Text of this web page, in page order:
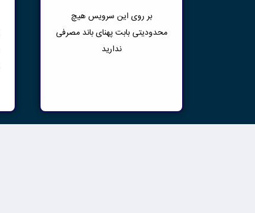
بر روی این سرویس هیچ
محدودیتی بابت پهنای باند مصرفی
ندارید